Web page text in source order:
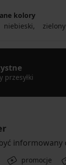
kolory
niebieski zielony
przesyłki
informowany
promocje